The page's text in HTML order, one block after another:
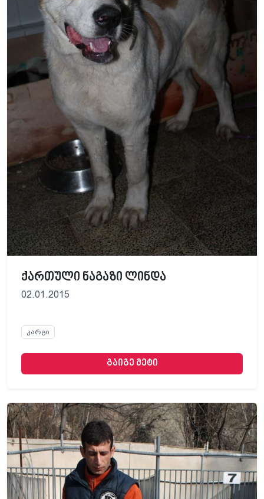
ქართული ნაგაზი ლინდა
02.01.2015
კარგი
გაიგე მეტი